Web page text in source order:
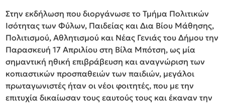
Στην εκδήλωση που διοργάνωσε το Τμήμα Πολιτικών
Ισότητας των Φύλων, Παιδείας και Δια Βίου Μάθησης,
Πολιτισμού, Αθλητισμού και Νέας Γενιάς του Δήμου την
Παρασκευή 17 Απριλίου στη Βίλα Μπότση, ως μία
σημαντική ηθική επιβράβευση και αναγνώριση των
κοπιαστικών προσπαθειών των παιδιών, μεγάλοι
πρωταγωνιστές ήταν οι νέοι φοιτητές, που με την
επιτυχία δικαίωσαν τους εαυτούς τους και έκαναν την